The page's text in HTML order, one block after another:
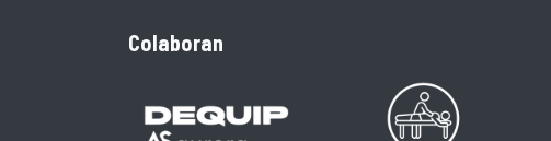
Colaboran